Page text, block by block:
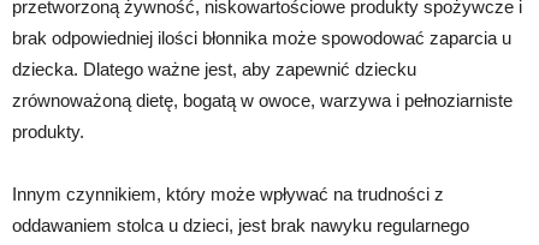
przetworzoną żywność, niskowartościowe produkty spożywcze i
brak odpowiedniej ilości błonnika może spowodować zaparcia u
dziecka. Dlatego ważne jest, aby zapewnić dziecku
zrównoważoną dietę, bogatą w owoce, warzywa i pełnoziarniste
produkty.
Innym czynnikiem, który może wpływać na trudności z
oddawaniem stolca u dzieci, jest brak nawyku regularnego